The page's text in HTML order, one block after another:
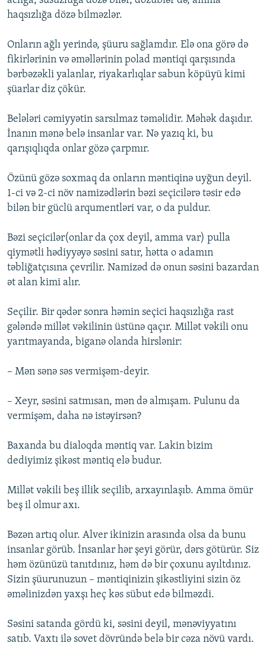
haqsızlığa dözə bilməzlər.
Onların ağlı yerində, şüuru sağlamdır. Elə ona görə də
fikirlərinin və əməllərinin polad məntiqi qarşısında
bərbəzəkli yalanlar, riyakarlıqlar sabun köpüyü kimi
şüarlar diz çökür.
Belələri cəmiyyətin sarsılmaz təməlidir. Məhək daşıdır.
İnanın mənə belə insanlar var. Nə yazıq ki, bu
qarışıqlıqda onlar gözə çarpmır.
Özünü gözə soxmaq da onların məntiqinə uyğun deyil.
1-ci və 2-ci növ namizədlərin bəzi seçicilərə təsir edə
bilən bir güclü arqumentləri var, o da puldur.
Bəzi seçicilər(onlar da çox deyil, amma var) pulla
qiymətli hədiyyəyə səsini satır, hətta o adamın
təbliğatçısına çevrilir. Namizəd də onun səsini bazardan
ət alan kimi alır.
Seçilir. Bir qədər sonra həmin seçici haqsızlığa rast
gələndə millət vəkilinin üstünə qaçır. Millət vəkili onu
yarıtmayanda, biganə olanda hirslənir:
– Mən sənə səs vermişəm-deyir.
– Xeyr, səsini satmısan, mən də almışam. Pulunu da
vermişəm, daha nə istəyirsən?
Baxanda bu dialoqda məntiq var. Lakin bizim
dediyimiz şikəst məntiq elə budur.
Millət vəkili beş illik seçilib, arxayınlaşıb. Amma ömür
beş il olmur axı.
Bəzən artıq olur. Alver ikinizin arasında olsa da bunu
insanlar görüb. İnsanlar hər şeyi görür, dərs götürür. Siz
həm özünüzü tanıtdınız, həm də bir çoxunu ayıltdınız.
Sizin şüurunuzun – məntiqinizin şikəstliyini sizin öz
əməlinizdən yaxşı heç kəs sübut edə bilməzdi.
Səsini satanda gördü ki, səsini deyil, mənəviyyatını
satıb. Vaxtı ilə sovet dövründə belə bir cəza növü vardı.